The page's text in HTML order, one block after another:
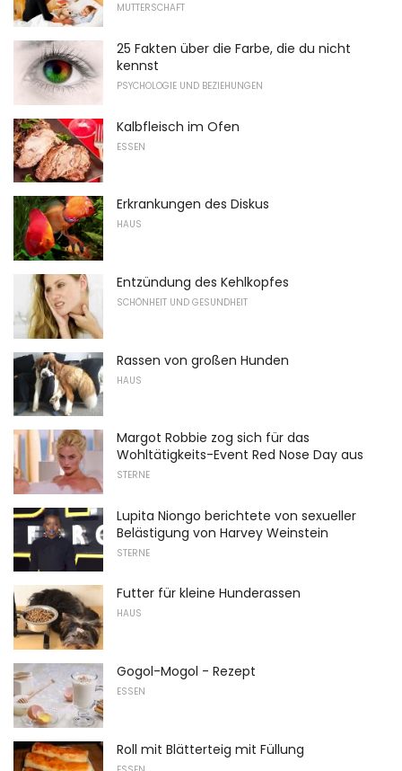
MUTTERSCHAFT
25 Fakten über die Farbe, die du nicht
kennst
PSYCHOLOGIE UND BEZIEHUNGEN
Kalbfleisch im Ofen
ESSEN
Erkrankungen des Diskus
HAUS
Entzündung des Kehlkopfes
SCHÖNHEIT UND GESUNDHEIT
Rassen von großen Hunden
HAUS
Margot Robbie zog sich für das
Wohltätigkeits-Event Red Nose Day aus
STERNE
Lupita Niongo berichtete von sexueller
Belästigung von Harvey Weinstein
STERNE
Futter für kleine Hunderassen
HAUS
Gogol-Mogol - Rezept
ESSEN
Roll mit Blätterteig mit Füllung